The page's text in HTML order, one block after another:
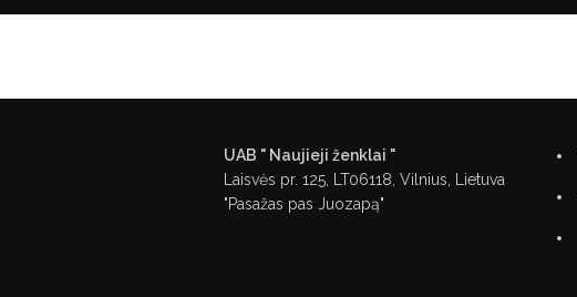
UAB " Naujieji ženklai "
Laisvės pr. 125, LT06118, Vilnius, Lietuva
"Pasažas pas Juozapą"